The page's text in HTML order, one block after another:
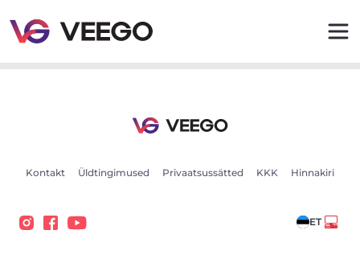
Kontakt Üldtingimused Privaatsussätted KKK Hinnakiri
ET